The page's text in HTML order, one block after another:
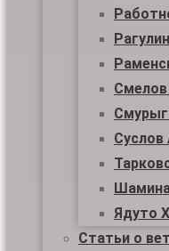
Ядуто
Статьи о